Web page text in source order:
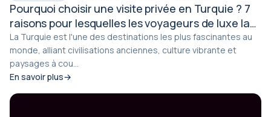
Pourquoi choisir une visite privée en Turquie ? 7
raisons pour lesquelles les voyageurs de luxe la
préfèrent.
La Turquie est l'une des destinations les plus fascinantes au
monde, alliant civilisations anciennes, culture vibrante et
paysages à cou...
En savoir plus